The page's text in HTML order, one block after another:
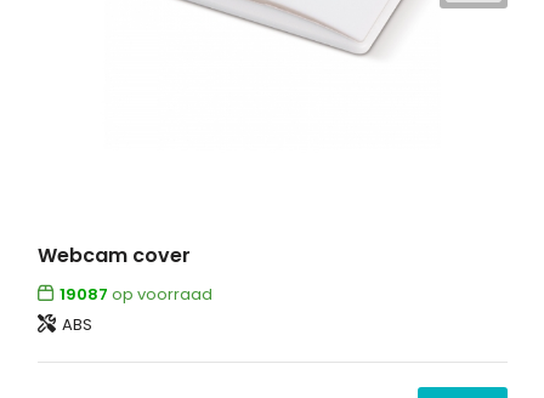
Webcam cover
19087 op voorraad
ABS